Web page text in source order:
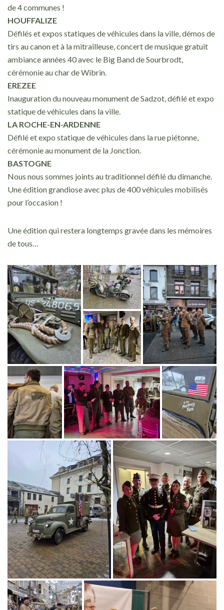
de 4 communes !
HOUFFALIZE
Défilés et expos statiques de véhicules dans la ville, démos de
tirs au canon et à la mitrailleuse, concert de musique gratuit
ambiance années 40 avec le Big Band de Sourbrodt,
cérémonie au char de Wibrin.
EREZEE
Inauguration du nouveau monument de Sadzot, défilé et expo
statique de véhicules dans la ville.
LA ROCHE-EN-ARDENNE
Défilé et expo statique de véhicules dans la rue piétonne,
cérémonie au monument de la Jonction.
BASTOGNE
Nous nous sommes joints au traditionnel défilé du dimanche.
Une édition grandiose avec plus de 400 véhicules mobilisés
pour l’occasion !
Une édition qui restera longtemps gravée dans les mémoires
de tous…